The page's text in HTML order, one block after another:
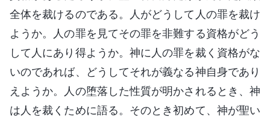
全体を裁けるのである。人がどうして人の罪を裁け
ようか。人の罪を見てその罪を非難する資格がどう
して人にあり得ようか。神に人の罪を裁く資格がな
いのであれば、どうしてそれが義なる神自身であり
えようか。人の堕落した性質が明かされるとき、神
は人を裁くために語る。そのとき初めて、神が聖い